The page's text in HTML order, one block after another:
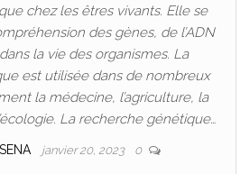
chez les êtres vivants. Elle se
des gènes, de l’ADN
la vie des organismes. La
est utilisée dans de nombreux
la médecine, l’agriculture, la
La recherche génétique…
janvier 20, 2023 0